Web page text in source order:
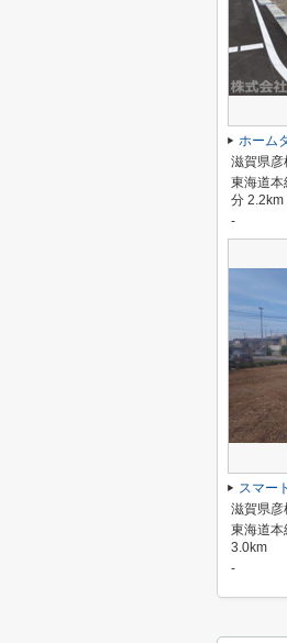
ホーム
滋賀県
東海道本
分 2.2km
-
スマー
滋賀県
東海道
3.0km
-